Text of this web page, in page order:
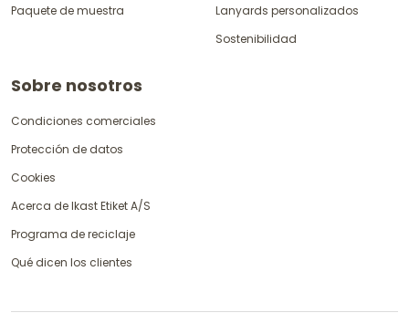
Paquete de muestra
Lanyards personalizados
Sostenibilidad
Sobre nosotros
Condiciones comerciales
Protección de datos
Cookies
Acerca de Ikast Etiket A/S
Programa de reciclaje
Qué dicen los clientes